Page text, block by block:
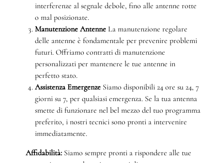
interferenze al segnale debole, fino alle antenne rotte
o mal posizionate.
Manutenzione Antenne La manutenzione regolare
delle antenne è fondamentale per prevenire problemi
futuri. Offriamo contratti di manutenzione
personalizzati per mantenere le tue antenne in
perfetto stato.
Assistenza Emergenze Siamo disponibili 24 ore su 24, 7
giorni su 7, per qualsiasi emergenza. Se la tua antenna
smette di funzionare nel bel mezzo del tuo programma
preferito, i nostri tecnici sono pronti a intervenire
immediatamente.
Affidabilità: Siamo sempre pronti a rispondere alle tue